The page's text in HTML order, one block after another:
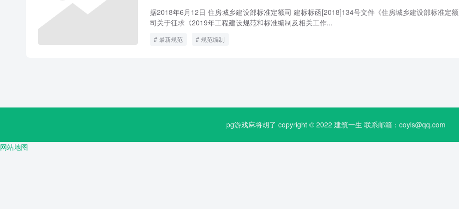
据2018年6月12日 住房城乡建设部标准定额司 建标标函[2018]134号文件《住房城乡建设部标准定额
司关于征求《2019年工程建设规范和标准编制及相关工作...
最新规范 规范编制
pg游戏麻将胡了 copyright © 2022 建筑一生 联系邮箱： coyis@qq.com
网站地图